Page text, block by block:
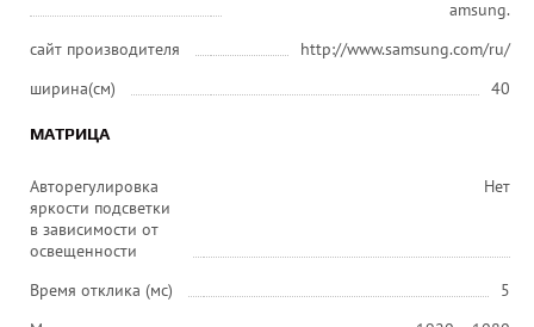
amsung.
сайт производителя
http://www.samsung.com/ru/
ширина(см)
40
МАТРИЦА
Авторегулировка
яркости подсветки
в зависимости от
освещенности
Нет
Время отклика (мс)
5